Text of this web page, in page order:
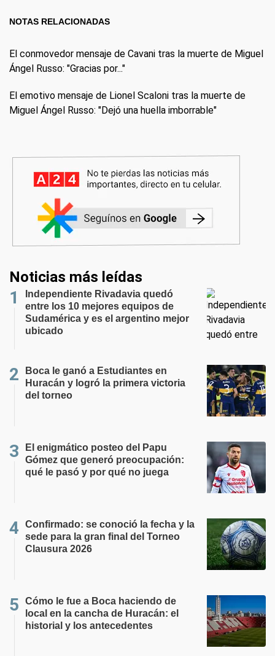
NOTAS RELACIONADAS
El conmovedor mensaje de Cavani tras la muerte de Miguel
Ángel Russo: "Gracias por..."
El emotivo mensaje de Lionel Scaloni tras la muerte de
Miguel Ángel Russo: "Dejó una huella imborrable"
Noticias más leídas
Independiente Rivadavia quedó
entre los 10 mejores equipos de
Sudamérica y es el argentino mejor
ubicado
Boca le ganó a Estudiantes en
Huracán y logró la primera victoria
del torneo
El enigmático posteo del Papu
Gómez que generó preocupación:
qué le pasó y por qué no juega
Confirmado: se conoció la fecha y la
sede para la gran final del Torneo
Clausura 2026
Cómo le fue a Boca haciendo de
local en la cancha de Huracán: el
historial y los antecedentes